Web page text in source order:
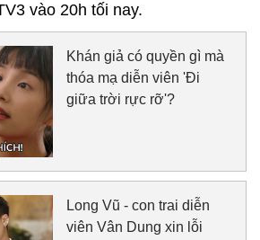
vào 20h tối nay.
Khán giả có quyền gì mà
thóa mạ diễn viên 'Đi
giữa trời rực rỡ'?
Long Vũ - con trai diễn
viên Vân Dung xin lỗi